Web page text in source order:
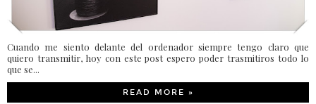
Cuando me siento delante del ordenador siempre tengo claro que
quiero transmitir, hoy con este post espero poder trasmitiros todo lo
que se...
READ MORE »